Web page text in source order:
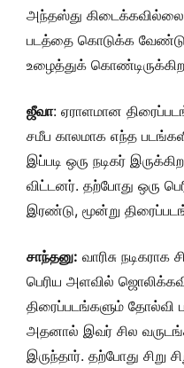
அந்தஸ்து
படத்தை கொடுக்க
உழைத்துக்
ஜீவா: ஏராளமான
சமீப காலமாக எந்த
இப்படி ஒரு நடிகர்
விட்டனர். தற்போது ஒரு
இரண்டு, மூன்று
சாந்தனு: வாரிசு
பெரிய அளவில்
திரைப்படங்களும்
அதனால் இவர் சில
இருந்தார். தற்போது சிறு